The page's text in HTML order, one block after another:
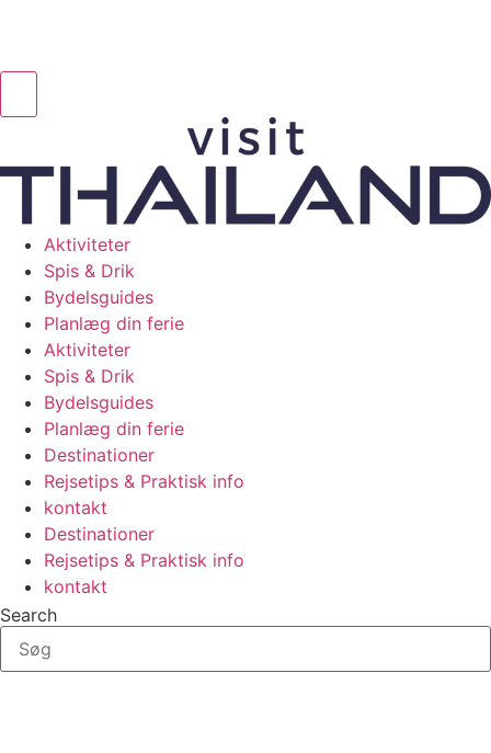
Aktiviteter
Spis & Drik
Bydelsguides
Planlæg din ferie
Aktiviteter
Spis & Drik
Bydelsguides
Planlæg din ferie
Destinationer
Rejsetips & Praktisk info
kontakt
Destinationer
Rejsetips & Praktisk info
kontakt
Search